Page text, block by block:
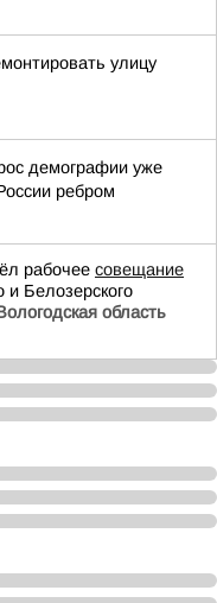
улицу
демографии уже
ребром
рабочее совещание
и Белозерского
область